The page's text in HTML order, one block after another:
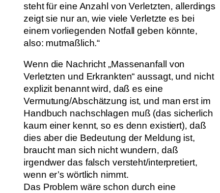
steht für eine Anzahl von Verletzten, allerdings
zeigt sie nur an, wie viele Verletzte es bei
einem vorliegenden Notfall geben könnte,
also: mutmaßlich.“
Wenn die Nachricht „Massenanfall von
Verletzten und Erkrankten“ aussagt, und nicht
explizit benannt wird, daß es eine
Vermutung/Abschätzung ist, und man erst im
Handbuch nachschlagen muß (das sicherlich
kaum einer kennt, so es denn existiert), daß
dies aber die Bedeutung der Meldung ist,
braucht man sich nicht wundern, daß
irgendwer das falsch versteht/interpretiert,
wenn er’s wörtlich nimmt.
Das Problem wäre schon durch eine